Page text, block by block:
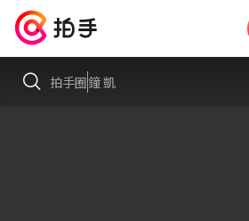
拍手圈鐘 凱